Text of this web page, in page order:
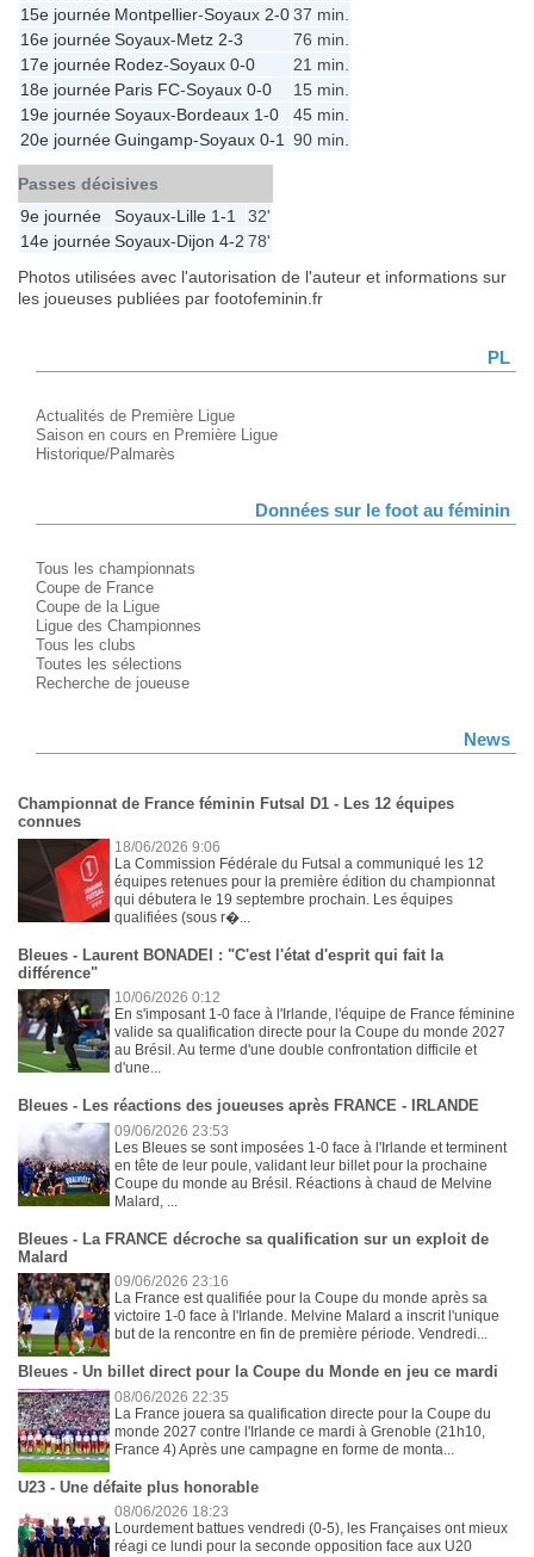
15e journée Montpellier-Soyaux 2-037 min.
16e journéeSoyaux-Metz 2-3
76 min.
17e journée Rodez-Soyaux 0-0
21 min.
18e journée Paris FC-Soyaux 0-0
15 min.
19e journéeSoyaux-Bordeaux 1-0
45 min.
20e journéeGuingamp-Soyaux 0-1 90 min.
Passes décisives
9e journée
Soyaux-Lille 1-1
32'
14e journéeSoyaux-Dijon 4-2 78'
Photos utilisées avec l'autorisation de l'auteur et informations sur
les joueuses publiées par footofeminin.fr
PL
Actualités de Première Ligue
Saison en cours en Première Ligue
Historique/Palmarès
Données sur le foot au féminin
Tous les championnats
Coupe de France
Coupe de la Ligue
Ligue des Championnes
Tous les clubs
Toutes les sélections
Recherche de joueuse
News
Championnat de France féminin Futsal D1 - Les 12 équipes
connues
18/06/2026 9:06
La Commission Fédérale du Futsal a communiqué les 12
équipes retenues pour la première édition du championnat
qui débutera le 19 septembre prochain. Les équipes
qualifiées (sous r�...
Bleues - Laurent BONADEI : "C'est l'état d'esprit qui fait la
différence"
10/06/2026 0:12
En s'imposant 1-0 face à l'Irlande, l'équipe de France féminine
valide sa qualification directe pour la Coupe du monde 2027
au Brésil. Au terme d'une double confrontation difficile et
d'une...
Bleues - Les réactions des joueuses après FRANCE - IRLANDE
09/06/2026 23:53
Les Bleues se sont imposées 1-0 face à l'Irlande et terminent
en tête de leur poule, validant leur billet pour la prochaine
Coupe du monde au Brésil. Réactions à chaud de Melvine
Malard, ...
Bleues - La FRANCE décroche sa qualification sur un exploit de
Malard
09/06/2026 23:16
La France est qualifiée pour la Coupe du monde après sa
victoire 1-0 face à l'Irlande. Melvine Malard a inscrit l'unique
but de la rencontre en fin de première période. Vendredi...
Bleues - Un billet direct pour la Coupe du Monde en jeu ce mardi
08/06/2026 22:35
La France jouera sa qualification directe pour la Coupe du
monde 2027 contre l'Irlande ce mardi à Grenoble (21h10,
France 4) Après une campagne en forme de monta...
U23 - Une défaite plus honorable
08/06/2026 18:23
Lourdement battues vendredi (0-5), les Françaises ont mieux
réagi ce lundi pour la seconde opposition face aux U20